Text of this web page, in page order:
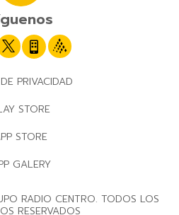
PRIVACIDAD
STORE
STORE
GALERY
RADIO CENTRO. TODOS LOS
RESERVADOS